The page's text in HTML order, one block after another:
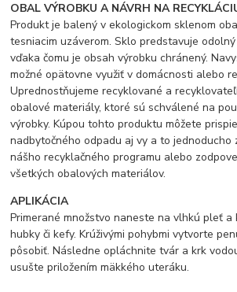
OBAL VÝROBKU A NÁVRH NA
Produkt je balený v ekologickom sklenom
tesniacim uzáverom. Sklo predstavuje
vďaka čomu je obsah výrobku chránený.
možné opätovne využiť v domácnosti alebo
Uprednostňujeme recyklované a
obalové materiály, ktoré sú schválené na
výrobky. Kúpou tohto produktu môžete
nadbytočného odpadu aj vy a to jednoducho
nášho recyklačného programu alebo
všetkých obalových materiálov.
APLIKÁCIA
Primerané množstvo naneste na vlhkú pleť a
hubky či kefy. Krúživými pohybmi vytvorte
pôsobiť. Následne opláchnite tvár a krk
usušte priložením mäkkého uteráku.